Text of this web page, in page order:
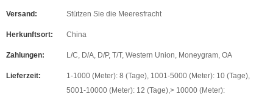
Versand: Stützen Sie die Meeresfracht
Herkunftsort: China
Zahlungen: L/C, D/A, D/P, T/T, Western Union, Moneygram, OA
Lieferzeit:
1-1000 (Meter): 8 (Tage), 1001-5000 (Meter): 10 (Tage),
5001-10000 (Meter): 12 (Tage),> 10000 (Meter):